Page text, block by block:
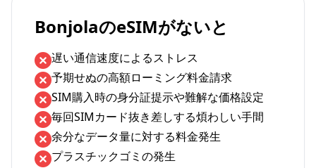
BonjolaのeSIMがないと
遅い通信速度によるストレス
予期せぬの高額ローミング料金請求
SIM購入時の身分証提示や難解な価格設定
毎回SIMカード抜き差しする煩わしい手間
余分なデータ量に対する料金発生
プラスチックゴミの発生